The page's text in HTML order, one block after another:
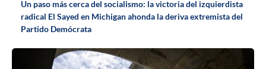
Un paso más cerca del socialismo: la victoria del izquierdista
radical El Sayed en Michigan ahonda la deriva extremista del
Partido Demócrata